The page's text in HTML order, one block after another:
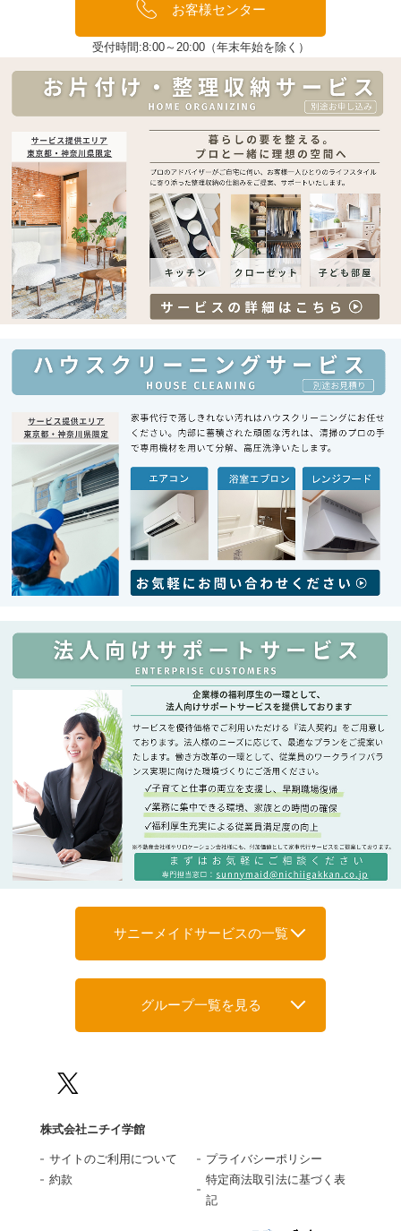
お客様センター
受付時間:8:00～20:00（年末年始を除く）
サニーメイドサービスの一覧
グループ一覧を見る
株式会社ニチイ学館
サイトのご利用について
プライバシーポリシー
約款
特定商法取引法に基づく表
記